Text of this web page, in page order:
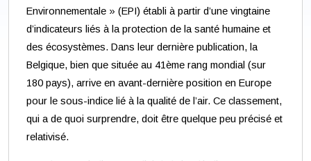
Environnementale » (EPI) établi à partir d’une vingtaine
d’indicateurs liés à la protection de la santé humaine et
des écosystèmes. Dans leur dernière publication, la
Belgique, bien que située au 41ème rang mondial (sur
180 pays), arrive en avant-dernière position en Europe
pour le sous-indice lié à la qualité de l’air. Ce classement,
qui a de quoi surprendre, doit être quelque peu précisé et
relativisé.